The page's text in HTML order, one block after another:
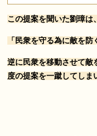
この提案を聞いた劉璋は、
「民衆を守る為に敵を防
逆に民衆を移動させて敵
度の提案を一蹴してしま